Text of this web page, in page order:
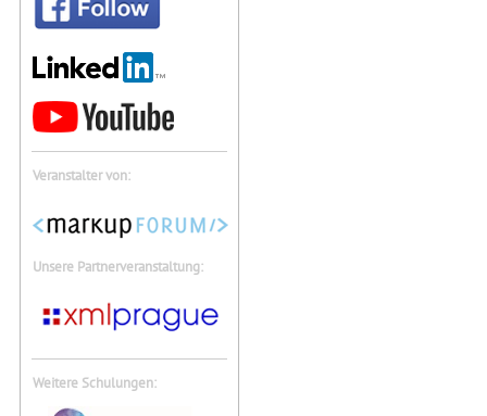
Veranstalter von:
Unsere Partnerveranstaltung:
Weitere Schulungen: